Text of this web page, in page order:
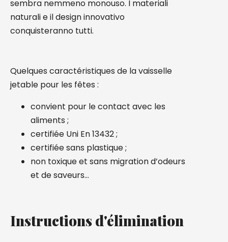
sembra nemmeno monouso. I materiali
naturali e il design innovativo
conquisteranno tutti.
Quelques caractéristiques de la vaisselle
jetable pour les fêtes :
convient pour le contact avec les
aliments ;
certifiée Uni En 13432 ;
certifiée sans plastique ;
non toxique et sans migration d’odeurs
et de saveurs…
Instructions d'élimination